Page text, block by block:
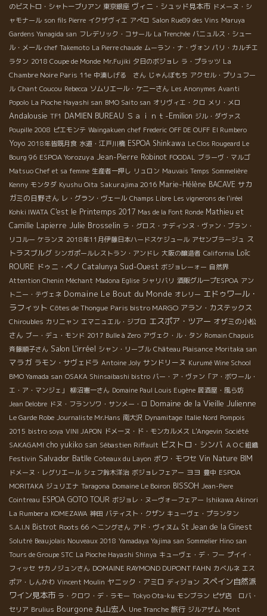
のビストロ・シャトーブリアン 東京銀座 ヴィニ・シュッド見本市 ドメーヌ・シ
ャモナール son fils Pierre イクザヴィエ アぺロ Salon Rue89 des Vins Maruya
Gardens Yanagida san フレデリック・コサール La Trenchée バニュルス・シュー
ル・メール chef Takemoto La Pierre chaude ムーラン・ナ・ヴォン パリ・カルチエ
ラタン 2018 Coupe de Monde Mr.Fujiki 夕日のボジョレ ラ・プラッツ La
Chambre Noire Paris 11e 中湊しげる さん じゃんぼもち アクセル・プリュフー
ル Chant Coucou Rebecca ソムリエール・ケニーさん Les Anonymes Avanti
Popolo La Pioche Hayashi san BMO Saito san オリヴィエ・クロ メリ・メロ
Andalousie TF1 DAMIEN BUREAU Ｓａｉｎｔ-Emilion ジル・ダヴァス
Poupille 2008 ピエモンテ Waingakuen chef Frederic OFF DE OUFF El Rumbero
Yoyo 2018年皆既月食 水道・江戸川橋 ESPOA Shinkawa Le Clos Rougeard Le
Bourg 96 ESPOA Yorozuya Jean-Pierre Robinot FOODAL ブラーヴ・マルゴ
Matsuo Chef et sa femme 生産者一押し リュロン Mauvais Temps Sommelière
Kenny モンタダ Kyushu Oita Sakurajima 2016 Marie-Hélène BACAVE サカ
ガミの日野さん レ・グラン・ヴェール Champs Libre Les vignerons de l'iréel
Kohki IWATA C'est le Printemps 2017 Mas de la Font Ronde Mathieu et
Camille Lapierre Julie Brosselin ラ・グロス・ナディンヌ・ヴァン・ブラン・
リコルー ケランヌ 2018年11月伊藤日本ハードスケジュール アセンブラージュ ス
トラスブルグ シンガポールレストラン・アンドレ 大阪の醸造者 California Loïc
ROURE ドゥニ・ペノ Catalunya Sud-Ouest ボジョレーォー 自然界
Attention Chenin Méchant Madona Eglise シャリバリ 酒販グループESPOA アン
トニー・テヴェネ Domaine Le Bout du Monde オレリー エドゥワール・
ラフィット Côtes de Thongue Paris bistro MARGO アラン・カステックス
Chiroubles カリニャン エマニュエル・ジブロ エスポア・ツアー オザミの小松
さん ブー・デュ・モンド 2017 Bulle à Zero アヴェク・ル・タン Romain Chapuis
斉藤順子さん Salon L'irréel シャン・リーブル Château Plaisance Moritaka san
マラガ ラモン・サヴェドラ Antoine Joly サンドリーヌ Kurumé Wine School
BMO Yamada san OSAKA Shinsaibashi bistro バー・ア・ヴァン「ア・ボワール・
エ・ア・マンジェ」
柳沼憲一さん Domaine Paul Louis Eugène 居酒屋・風ら坊
Jean Delobre ドヌ・フランソワ・サンメー・ロ Domaine de la Vieille Julienne
Le Garde Robe Journaliste Mr.Hans 南大沢 Dynamitage Italie Nord Pompois
2015 bistro soya VINI JAPON ドメーヌ・ド・モンカルメス L'Angevin Société
SAKAGAMI cho yukiko san Sébastien Riffault ビストロ・シンバ ＡＯＣ組織
Festivin Salvador Batlle Coteaux du Layon ボワ・モワセ Vin Nature BIM
ドメーヌ・レグリエール シェフ鈴木洋治 ボジョレフェアー ヨヨ 豊中 ESPOA
MORITAKA ジュリエナ Taragona Domaine Le Boiron BISSOH Jean-Piere
Cointreau ESPOA GOTO TOUR ボジョレ・ヌーヴォーフェアー Ishikawa Akinori
La Rumbera KOMEZAWA 神田 バティスト・クザン キューヴェ・プランタン
S.A.I.N Bistrot Roots 66 へニングさん アド・ヴィヌム St Jean de la Ginest
Solutré Beaujolais Nouveaux 2018 Yamadaya Yajima san Sommelier Hino san
Tours de Groupe STC La Pioche Hayashi Shinya キューヴェ・デ・フー プイイ・
フィッセ サカノジュンさん DOMAINE RAYMOND DUPONT FAHN カベルネ エス
ポア・しんかわ Vincent Moulin ヤニック・アミロ ディジョン スペイン自然派
ワイン見本市 ラ・クロワ・デ・ラモー Tokyo Ota-ku モンブラン ピザ店 ロバ・
セリア Brulius Bourgone 丸山宏人 Une Tranche 旅行 ジルアザム Mont